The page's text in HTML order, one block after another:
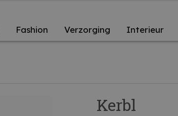
Fashion Verzorging Interieur
Kerbl